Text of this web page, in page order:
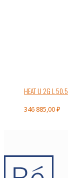
HEAT U 2G L
346 885,00₽